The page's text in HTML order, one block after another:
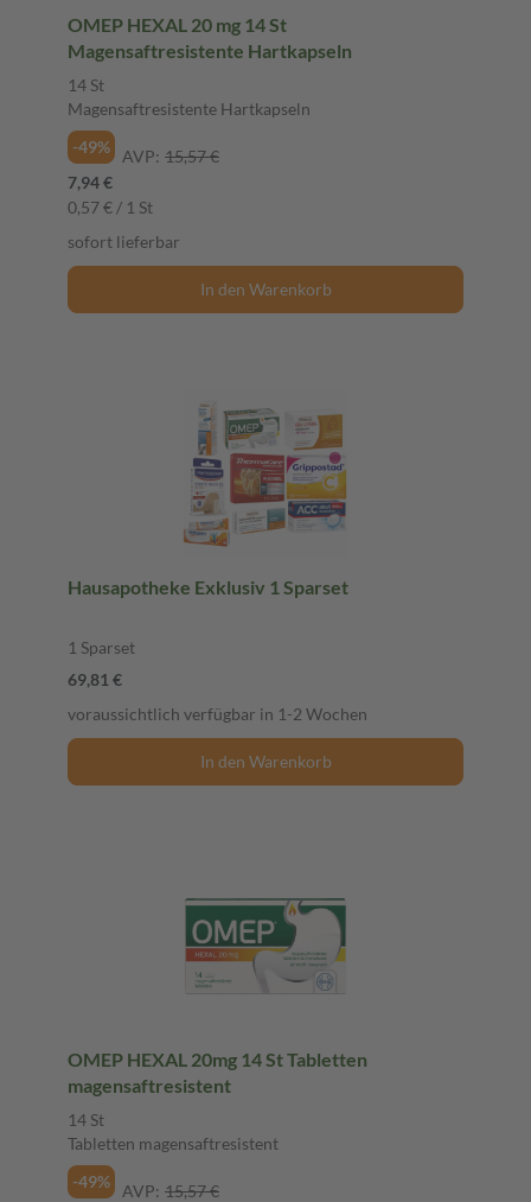
OMEP HEXAL 20 mg 14 St
Magensaftresistente Hartkapseln
14 St
Magensaftresistente Hartkapseln
-49%
AVP: 15,57 €
7,94 €
0,57 € / 1 St
sofort lieferbar
In den Warenkorb
Hausapotheke Exklusiv 1 Sparset
1 Sparset
69,81 €
voraussichtlich verfügbar in 1-2 Wochen
In den Warenkorb
OMEP HEXAL 20mg 14 St Tabletten
magensaftresistent
14 St
Tabletten magensaftresistent
-49%
AVP: 15,57 €